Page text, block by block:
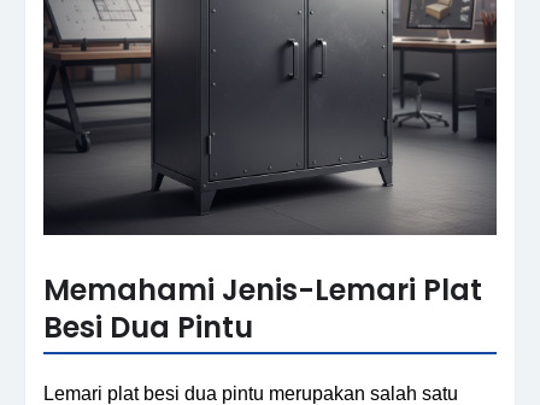
Memahami Jenis-Lemari Plat
Besi Dua Pintu
Lemari plat besi dua pintu merupakan salah satu